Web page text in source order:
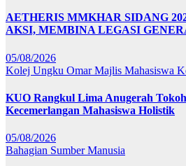
AETHERIS MMKHAR SIDANG
AKSI, MEMBINA LEGASI
05/08/2026
Kolej Ungku OmarMajlis Mahasiswa
KUO Rangkul Lima Anugerah
Kecemerlangan Mahasiswa Holistik
05/08/2026
Bahagian Sumber Manusia